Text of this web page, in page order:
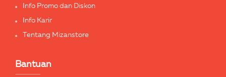
Info Promo dan Diskon
Info Karir
Tentang Mizanstore
Bantuan